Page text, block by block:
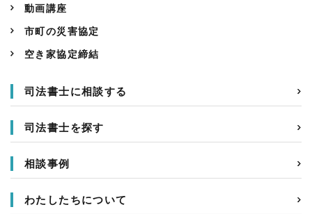
動画講座
市町の災害協定
空き家協定締結
司法書士に相談する
司法書士を探す
相談事例
わたしたちについて